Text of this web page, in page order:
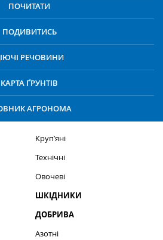
ПОЧИТАТИ
ПОДИВИТИСЬ
РЕЧОВИНИ
КАРТА ҐРУНТІВ
АГРОНОМА
Круп’яні
Технічні
Овочеві
ШКІДНИКИ
ДОБРИВА
Азотні